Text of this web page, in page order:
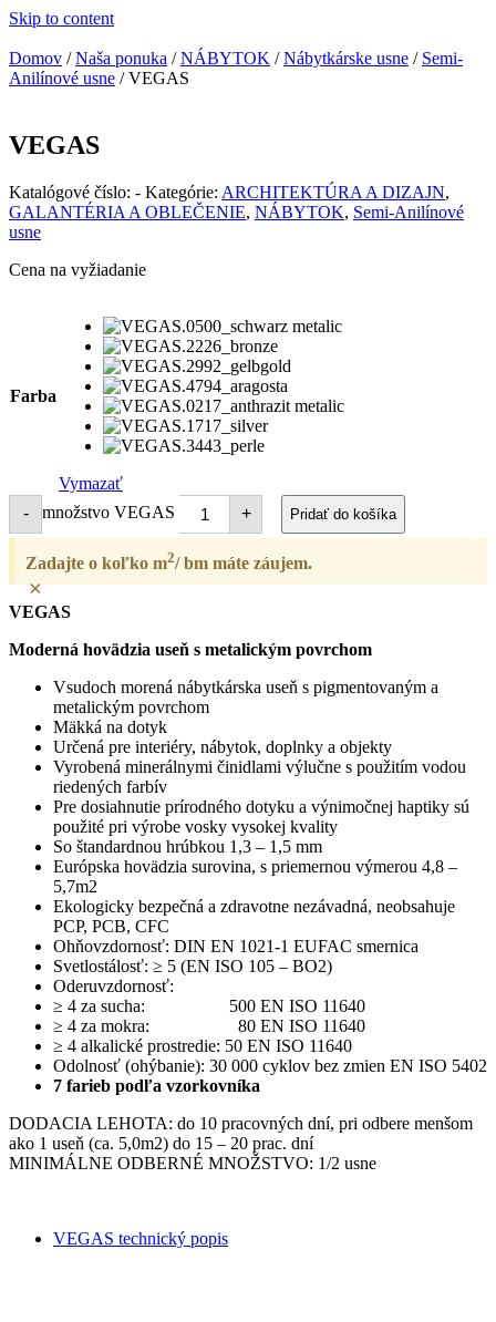
Skip to content
Domov /Naša ponuka /NÁBYTOK /Nábytkárske usne / Semi-
Anilínové usne / VEGAS
VEGAS
Katalógové číslo: - Kategórie: ARCHITEKTÚRA A DIZAJN,
GALANTÉRIA A OBLEČENIE, NÁBYTOK, Semi-Anilínové
usne
Cena na vyžiadanie
Farba
Vymazať
-
množstvo VEGAS + Pridať do košíka
Zadajte o koľko m2/ bm máte záujem.
×
VEGAS
Moderná hovädzia useň s metalickým povrchom
Vsudoch morená nábytkárska useň s pigmentovaným a
metalickým povrchom
Mäkká na dotyk
Určená pre interiéry, nábytok, doplnky a objekty
Vyrobená minerálnymi činidlami výlučne s použitím vodou
riedených farbív
Pre dosiahnutie prírodného dotyku a výnimočnej haptiky sú
použité pri výrobe vosky vysokej kvality
So štandardnou hrúbkou 1,3 – 1,5 mm
Európska hovädzia surovina, s priemernou výmerou 4,8 –
5,7m2
Ekologicky bezpečná a zdravotne nezávadná, neobsahuje
PCP, PCB, CFC
Ohňovzdornosť: DIN EN 1021-1 EUFAC smernica
Svetlostálosť: ≥ 5 (EN ISO 105 – BO2)
Oderuvzdornosť:
≥ 4 za sucha: 500 EN ISO 11640
≥ 4 za mokra: 80 EN ISO 11640
≥ 4 alkalické prostredie: 50 EN ISO 11640
Odolnosť (ohýbanie): 30 000 cyklov bez zmien EN ISO 5402
7 farieb podľa vzorkovníka
DODACIA LEHOTA: do 10 pracovných dní, pri odbere menšom
ako 1 useň (ca. 5,0m2) do 15 – 20 prac. dní
MINIMÁLNE ODBERNÉ MNOŽSTVO: 1/2 usne
VEGAS technický popis